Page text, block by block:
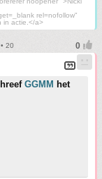
rel=nofollow"
in actie.</a>
20
GGMM het